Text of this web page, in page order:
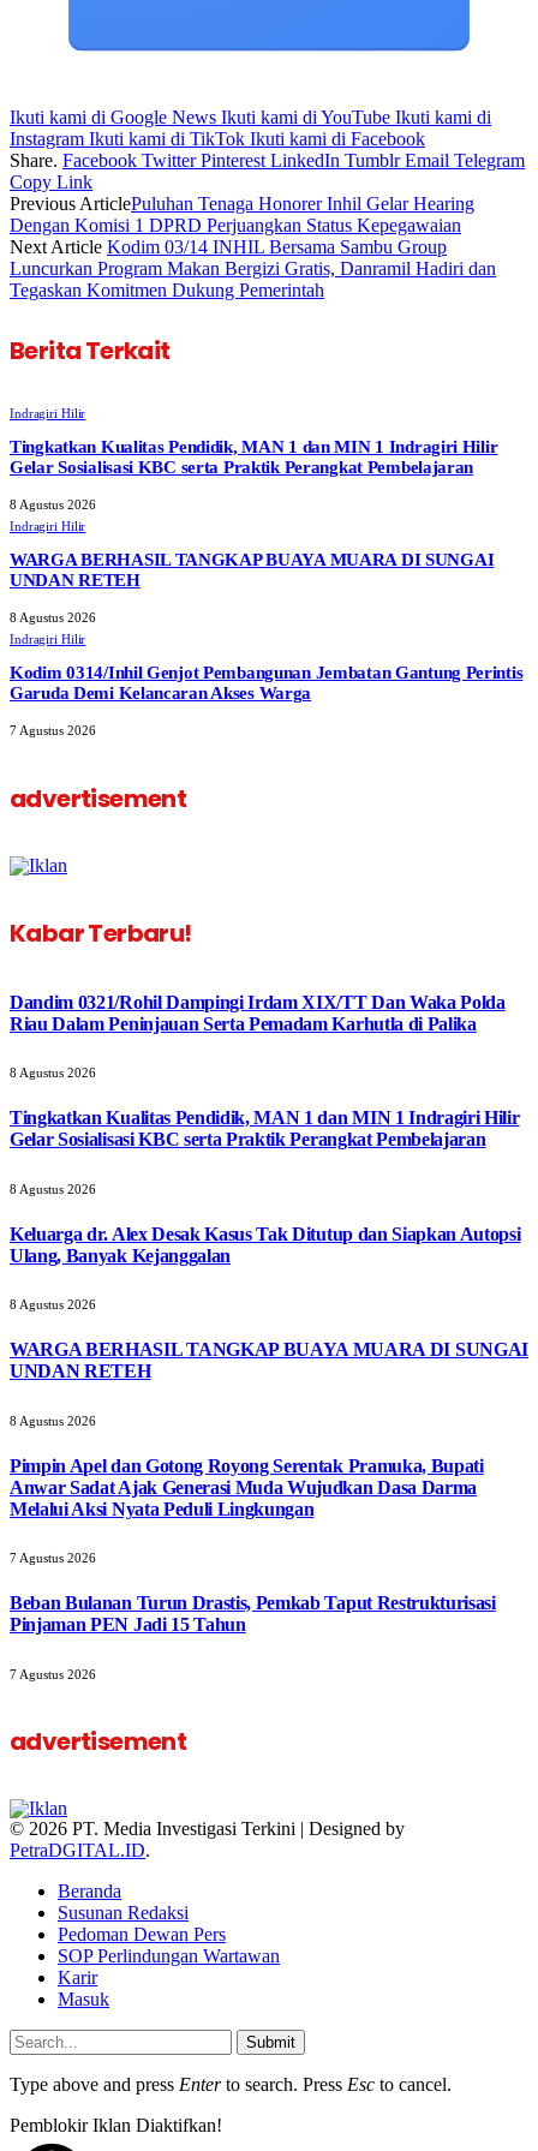
Ikuti kami di Google News Ikuti kami di YouTube Ikuti kami di
Instagram Ikuti kami di TikTok Ikuti kami di Facebook
Share. Facebook Twitter Pinterest LinkedIn Tumblr Email Telegram
Copy Link
Previous ArticlePuluhan Tenaga Honorer Inhil Gelar Hearing
Dengan Komisi 1 DPRD Perjuangkan Status Kepegawaian
Next Article Kodim 03/14 INHIL Bersama Sambu Group
Luncurkan Program Makan Bergizi Gratis, Danramil Hadiri dan
Tegaskan Komitmen Dukung Pemerintah
Berita Terkait
Indragiri Hilir
Tingkatkan Kualitas Pendidik, MAN 1 dan MIN 1 Indragiri Hilir
Gelar Sosialisasi KBC serta Praktik Perangkat Pembelajaran
8 Agustus 2026
Indragiri Hilir
WARGA BERHASIL TANGKAP BUAYA MUARA DI SUNGAI
UNDAN RETEH
8 Agustus 2026
Indragiri Hilir
Kodim 0314/Inhil Genjot Pembangunan Jembatan Gantung Perintis
Garuda Demi Kelancaran Akses Warga
7 Agustus 2026
advertisement
Kabar Terbaru!
Dandim 0321/Rohil Dampingi Irdam XIX/TT Dan Waka Polda
Riau Dalam Peninjauan Serta Pemadam Karhutla di Palika
8 Agustus 2026
Tingkatkan Kualitas Pendidik, MAN 1 dan MIN 1 Indragiri Hilir
Gelar Sosialisasi KBC serta Praktik Perangkat Pembelajaran
8 Agustus 2026
Keluarga dr. Alex Desak Kasus Tak Ditutup dan Siapkan Autopsi
Ulang, Banyak Kejanggalan
8 Agustus 2026
WARGA BERHASIL TANGKAP BUAYA MUARA DI SUNGAI
UNDAN RETEH
8 Agustus 2026
Pimpin Apel dan Gotong Royong Serentak Pramuka, Bupati
Anwar Sadat Ajak Generasi Muda Wujudkan Dasa Darma
Melalui Aksi Nyata Peduli Lingkungan
7 Agustus 2026
Beban Bulanan Turun Drastis, Pemkab Taput Restrukturisasi
Pinjaman PEN Jadi 15 Tahun‎
7 Agustus 2026
advertisement
© 2026 PT. Media Investigasi Terkini | Designed by
PetraDGITAL.ID.
Beranda
Susunan Redaksi
Pedoman Dewan Pers
SOP Perlindungan Wartawan
Karir
Masuk
Submit
Type above and press Enterto search. Press Esc to cancel.
Pemblokir Iklan Diaktifkan!